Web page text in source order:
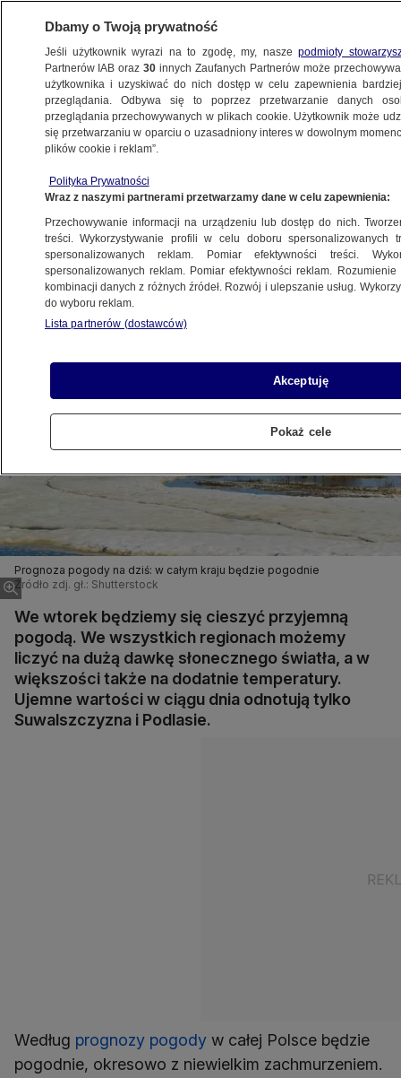
METEO
NAJNOWSZE
i ciepło. Lekki mróz tylko na północnym
wschodzie Polski
4.02.2014, 07:13
Udostępnij
Prognoza pogody na dziś: w całym kraju będzie pogodnie
Źródło zdj. gł.: Shutterstock
We wtorek będziemy się cieszyć przyjemną
pogodą. We wszystkich regionach możemy
liczyć na dużą dawkę słonecznego światła, a w
większości także na dodatnie temperatury.
Ujemne wartości w ciągu dnia odnotują tylko
Suwalszczyzna i Podlasie.
Według prognozy pogody w całej Polsce będzie
pogodnie, okresowo z niewielkim zachmurzeniem.
Dbamy o Twoją prywatność
Jeśli użytkownik wyrazi na to zgodę, my, naszepodmioty
Partnerów IAB oraz30 innych Zaufanych Partnerów może
użytkownika i uzyskiwać do nich dostęp w celu zapewnienia
przeglądania. Odbywa się to poprzez przetwarzanie danych
przeglądania przechowywanych w plikach cookie. Użytkownik może
się przetwarzaniu w oparciu o uzasadniony interes w dowolnym
plików cookie i reklam”.
Polityka Prywatności
Wraz z naszymi partnerami przetwarzamy dane w celu zapewnienia:
Przechowywanie informacji na urządzeniu lub dostęp do nich.
treści. Wykorzystywanie profili w celu doboru spersonalizowanych
spersonalizowanych reklam. Pomiar efektywności treści.
spersonalizowanych reklam. Pomiar efektywności reklam.
kombinacji danych z różnych źródeł. Rozwój i ulepszanie usług.
do wyboru reklam.
Lista partnerów (dostawców)
Akceptuję
Pokaż cele